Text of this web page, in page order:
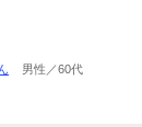
男性／60代